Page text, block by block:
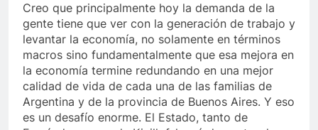
Creo que principalmente hoy la demanda de la
gente tiene que ver con la generación de trabajo y
levantar la economía, no solamente en términos
macros sino fundamentalmente que esa mejora en
la economía termine redundando en una mejor
calidad de vida de cada una de las familias de
Argentina y de la provincia de Buenos Aires. Y eso
es un desafío enorme. El Estado, tanto de